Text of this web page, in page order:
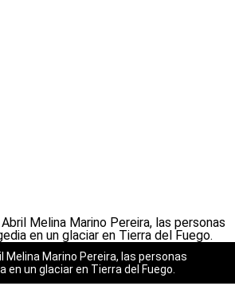
Melina Marino Pereira, las personas
un glaciar en Tierra del Fuego.